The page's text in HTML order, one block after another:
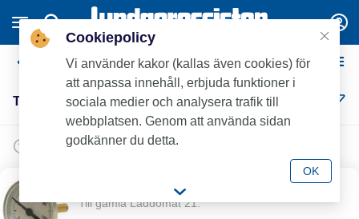
Tillbehör Värmesystem
Tillbehör Värmesystem (17)
Till gamla Laddomat 21.
Cookiepolicy
Vi använder kakor (kallas även cookies) för
att anpassa innehåll, erbjuda funktioner i
sociala medier och analysera trafik till
webbplatsen. Genom att använda sidan
godkänner du detta.
OK